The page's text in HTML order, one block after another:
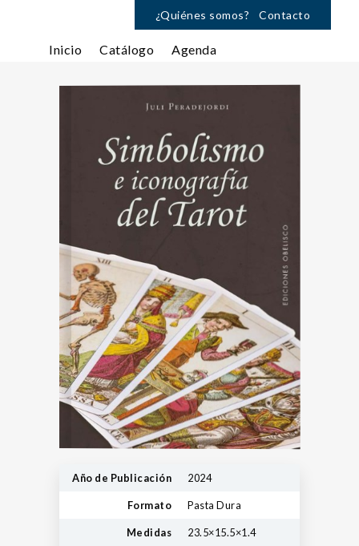
¿Quiénes somos? Contacto
Inicio Catálogo Agenda
Año de Publicación 2024
Formato Pasta Dura
Medidas 23.5×15.5×1.4